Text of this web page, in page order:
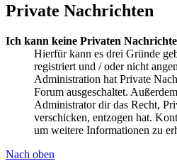
Private Nachrichten
Ich kann keine Privaten
Hierfür kann es drei Gründe
registriert und / oder nicht
Administration hat Private
Forum ausgeschaltet.
Administrator dir das Recht,
verschicken, entzogen hat.
um weitere Informationen zu
Nach oben